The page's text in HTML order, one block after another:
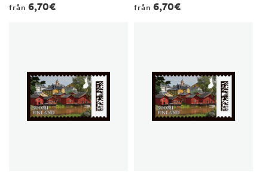
Regular
från 6,70€
Regular
från 6,70€